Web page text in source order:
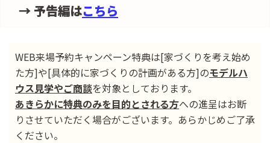
→ 予告編はこちら
WEB来場予約キャンペーン特典は[家づくりを考え始め
た方]や[具体的に家づくりの計画がある方]のモデルハ
ウス見学やご商談を対象としております。
あきらかに特典のみを目的とされる方への進呈はお断
りさせていただく場合がございます。あらかじめご了承
ください。